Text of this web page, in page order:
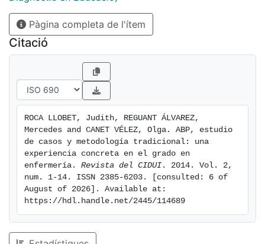
Pàgina completa de l'ítem
Citació
ROCA LLOBET, Judith, REGUANT ÁLVAREZ,
Mercedes and CANET VÉLEZ, Olga. ABP, estudio
de casos y metodología tradicional: una
experiencia concreta en el grado en
enfermería. Revista del CIDUI . 2014. Vol. 2,
num. 1-14. ISSN 2385-6203. [consulted: 6 of
August of 2026]. Available at:
https://hdl.handle.net/2445/114689